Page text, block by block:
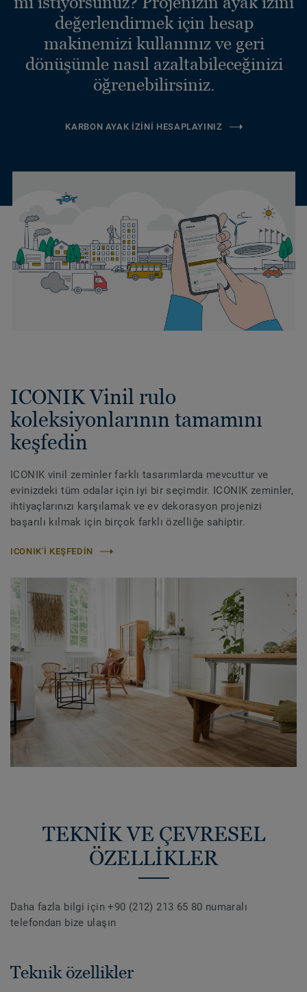
değerlendirmek için hesap
makinemizi kullanınız ve geri
dönüşümle nasıl azaltabileceğinizi
öğrenebilirsiniz.
KARBON AYAK İZINI HESAPLAYINIZ
ICONIK Vinil rulo
koleksiyonlarının tamamını
keşfedin
ICONIK vinil zeminler farklı tasarımlarda mevcuttur ve
evinizdeki tüm odalar için iyi bir seçimdir. ICONIK zeminler,
ihtiyaçlarınızı karşılamak ve ev dekorasyon projenizi
başarılı kılmak için birçok farklı özelliğe sahiptir.
ICONIK'I KEŞFEDIN
TEKNİK VE ÇEVRESEL
ÖZELLİKLER
Daha fazla bilgi için +90 (212) 213 65 80 numaralı
telefondan bize ulaşın
Teknik özellikler